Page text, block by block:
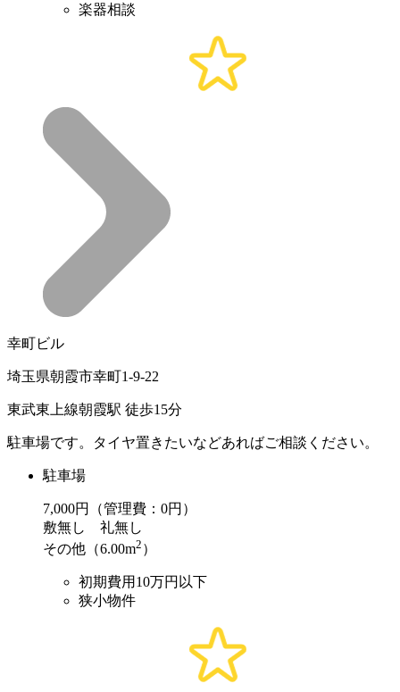
楽器相談
幸町ビル
埼玉県朝霞市幸町1-9-22
東武東上線朝霞駅 徒歩15分
駐車場です。タイヤ置きたいなどあればご相談ください。
駐車場
7,000円（管理費：0円）
敷無し 礼無し
その他（6.00m2 ）
初期費用10万円以下
狭小物件